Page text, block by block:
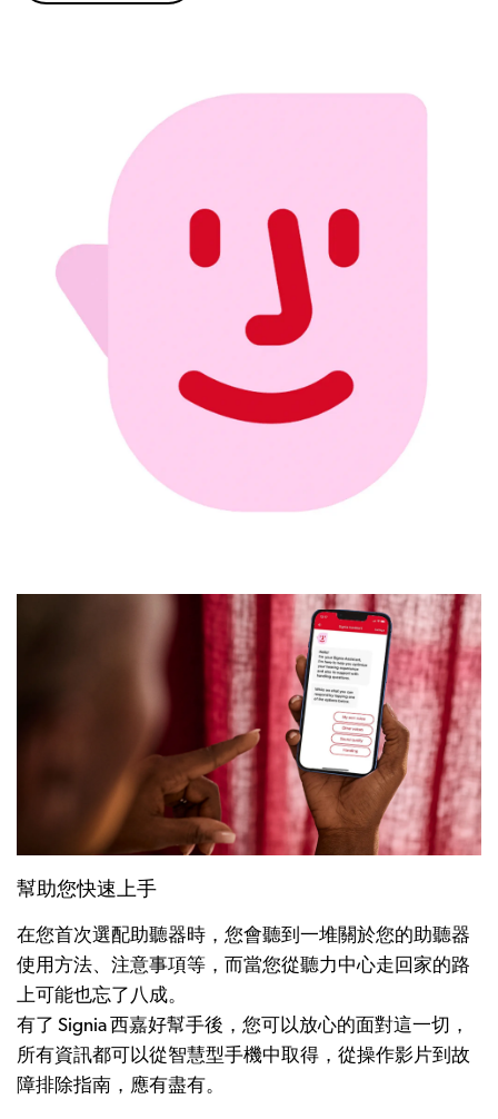
幫助您快速上手
在您首次選配助聽器時，您會聽到一堆關於您的助聽器
使用方法、注意事項等，而當您從聽力中心走回家的路
上可能也忘了八成。
有了 Signia 西嘉好幫手後，您可以放心的面對這一切，
所有資訊都可以從智慧型手機中取得，從操作影片到故
障排除指南，應有盡有。